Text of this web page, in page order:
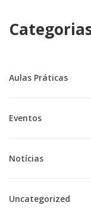
Aulas Práticas
Eventos
Notícias
Uncategorized